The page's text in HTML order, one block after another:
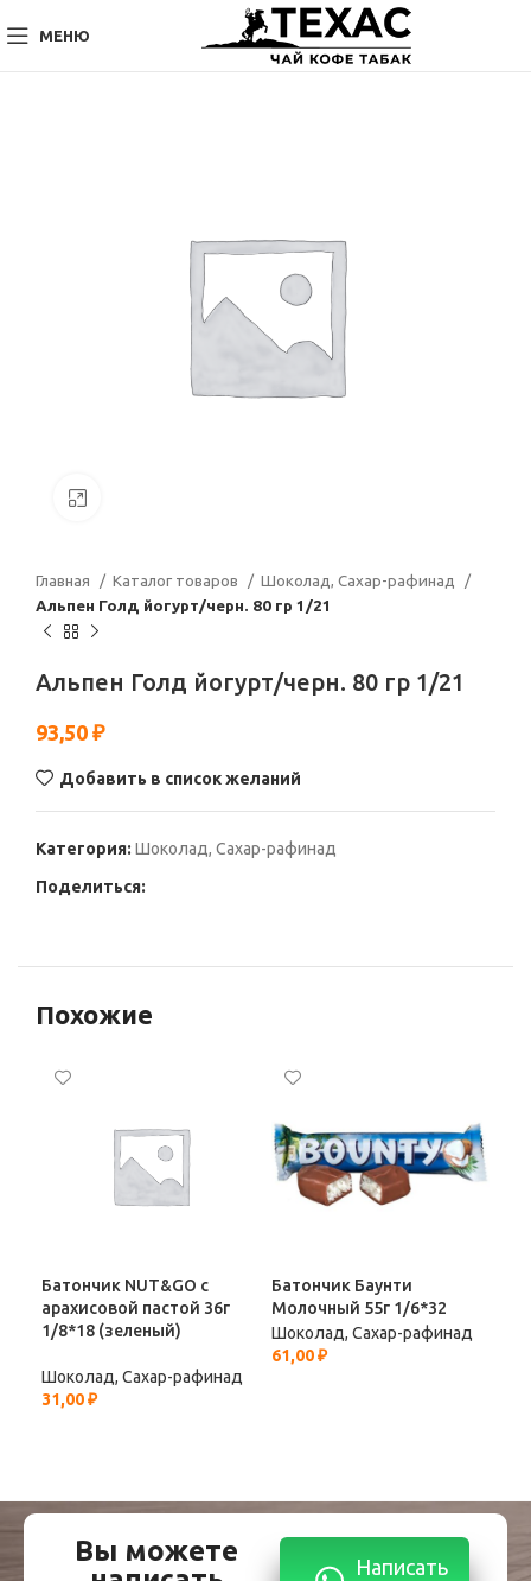
МЕНЮ
Главная Каталог товаров
Шоколад, Сахар-рафинад
Альпен Голд йогурт/черн. 80 гр 1/21
Альпен Голд йогурт/черн. 80 гр 1/21
93,50 ₽
Добавить в список желаний
Категория: Шоколад, Сахар-рафинад
Поделиться:
Похожие
Батончик NUT&GO с
арахисовой пастой 36г
1/8*18 (зеленый)
Шоколад, Сахар-рафинад
31,00₽
Батончик Баунти
Молочный 55г 1/6*32
Шоколад, Сахар-рафинад
61,00₽
Вы можете
Написать